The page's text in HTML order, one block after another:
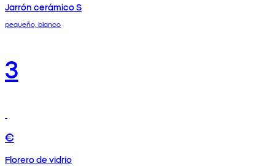
Jarrón cerámico S
pequeño, blanco
3
€
Florero de vidrio